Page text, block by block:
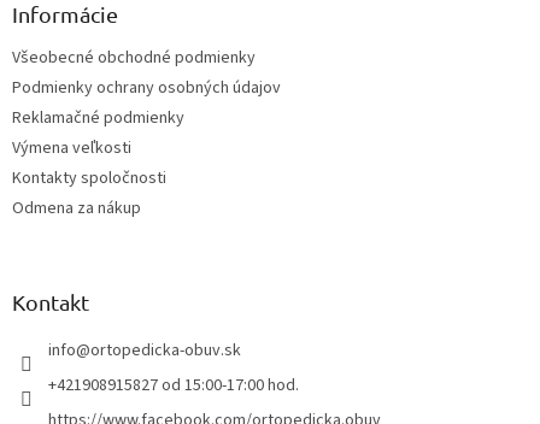
Informácie
Všeobecné obchodné podmienky
Podmienky ochrany osobných údajov
Reklamačné podmienky
Výmena veľkosti
Kontakty spoločnosti
Odmena za nákup
Kontakt
info@ortopedicka-obuv.sk
+421908915827 od 15:00-17:00 hod.